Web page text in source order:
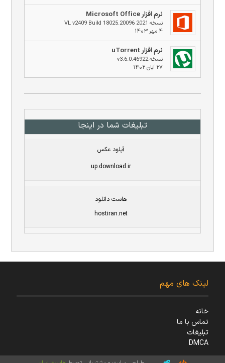
نرم افزار Microsoft Office
نسخه 2021 VL v2409 Build 18025.20096
۴ مهر ۱۴۰۳
نرم افزار uTorrent
نسخه v3.6.0.46922
۲۷ آبان ۱۴۰۲
تبلیغات شما در اینجا
آپلود عکس
up.download.ir
هاست دانلود
hostiran.net
لینک های مهم
خانه
تماس با ما
تبلیغات
DMCA